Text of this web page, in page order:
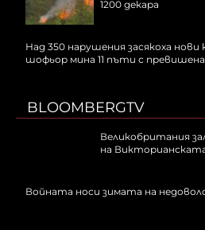
1200 декара
Над 350 нарушения засякоха нови
шофьор мина 11 пъти с
BLOOMBERGTV
Великобритания
на
Войната носи зимата на